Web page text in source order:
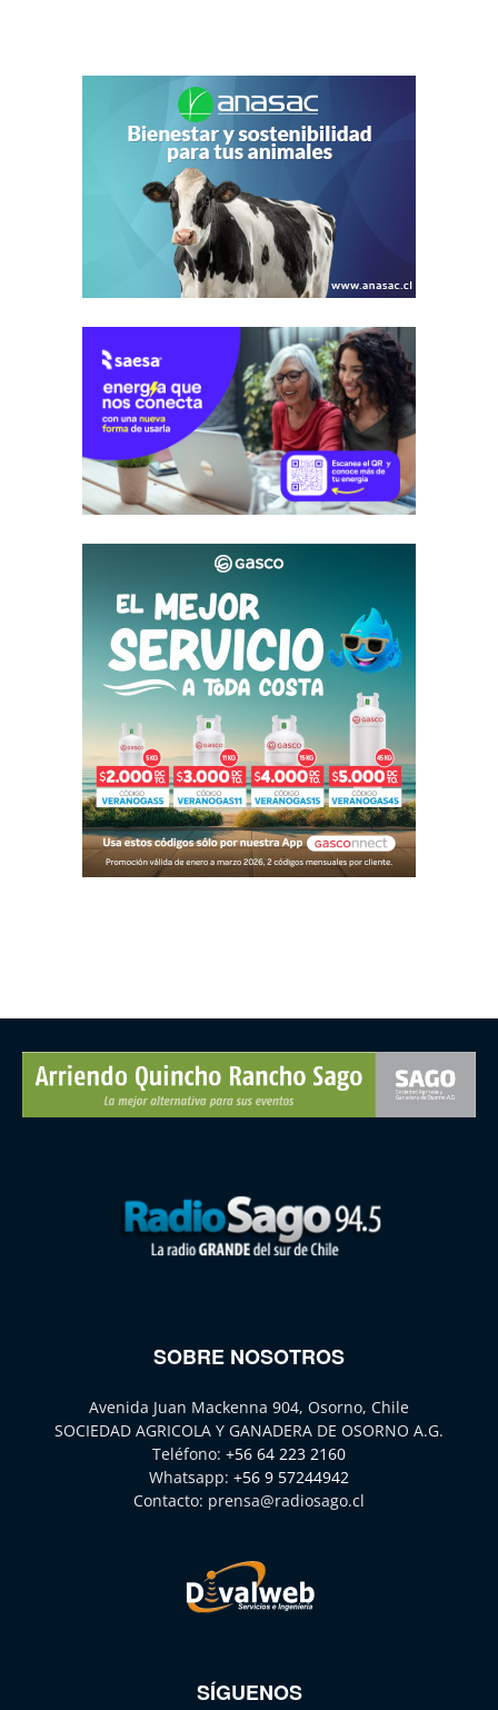
SOBRE NOSOTROS
Avenida Juan Mackenna 904, Osorno, Chile
SOCIEDAD AGRICOLA Y GANADERA DE OSORNO A.G.
Teléfono: +56 64 223 2160
Whatsapp: +56 9 57244942
Contacto: prensa@radiosago.cl
SÍGUENOS